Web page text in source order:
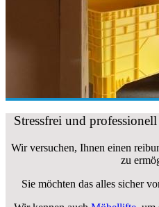
Stressfrei und
Wir versuchen, Ihnen einen
zu
Sie möchten das alles sicher